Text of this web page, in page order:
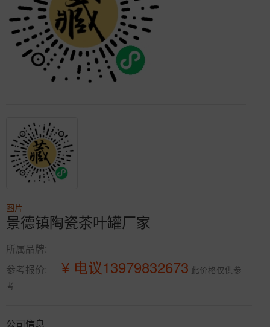
图片
景德镇陶瓷茶叶罐厂家
所属品牌:
参考报价:
¥ 电议13979832673 此价格仅供参
考
公司信息